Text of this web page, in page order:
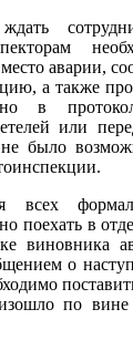
аварии,
а также
в
или
было
всех
поехать в
виновника
о
по